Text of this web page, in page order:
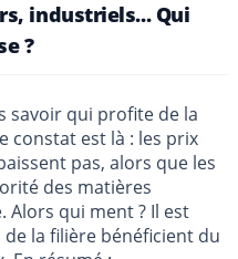
industriels... Qui
?
savoir qui profite de la
constat est là : les prix
pas, alors que les
des matières
Alors qui ment ? Il est
la filière bénéficient du